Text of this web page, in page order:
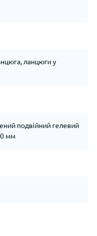
ланцюги у
подвійний гелевий
мм